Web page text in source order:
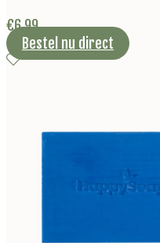
€6,99
Bestel nu direct